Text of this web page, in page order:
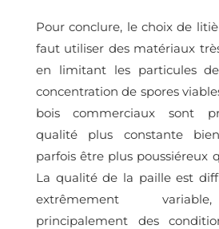
Pour conclure, le choix de
faut utiliser des matériaux
en limitant les particules
concentration de spores
bois commerciaux sont
qualité plus constante
parfois être plus poussiéreux
La qualité de la paille est
extrêmement
principalement des